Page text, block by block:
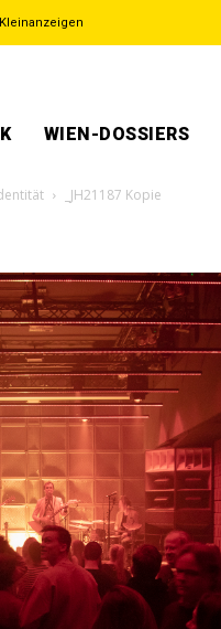
Kleinanzeigen
WIEN-DOSSIERS
_JH21187 Kopie